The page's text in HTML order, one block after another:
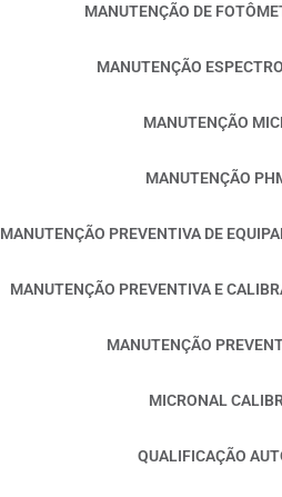
MANUTENÇÃO DE
MANUTENÇÃO
MANUTENÇÃO
MANUTENÇÃO
MANUTENÇÃO PREVENTIVA DE
MANUTENÇÃO PREVENTIVA E
MANUTENÇÃO
MICRONAL
QUALIFICAÇÃO